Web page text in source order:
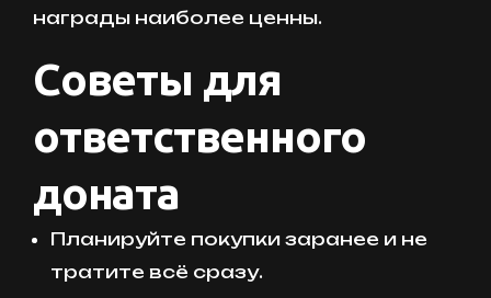
награды наиболее ценны.
Советы для
ответственного
доната
Планируйте покупки заранее и не
тратите всё сразу.